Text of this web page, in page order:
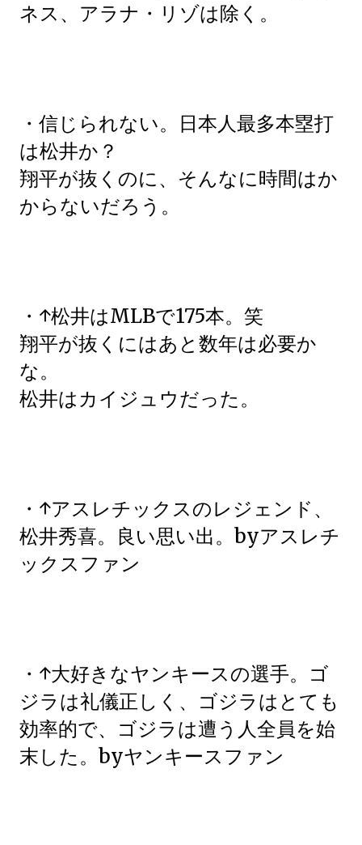
ネス、アラナ・リゾは除く。
・信じられない。日本人最多本塁打
は松井か？
翔平が抜くのに、そんなに時間はか
からないだろう。
・↑松井はMLBで175本。笑
翔平が抜くにはあと数年は必要か
な。
松井はカイジュウだった。
・↑アスレチックスのレジェンド、
松井秀喜。良い思い出。byアスレチ
ックスファン
・↑大好きなヤンキースの選手。ゴ
ジラは礼儀正しく、ゴジラはとても
効率的で、ゴジラは遭う人全員を始
末した。byヤンキースファン